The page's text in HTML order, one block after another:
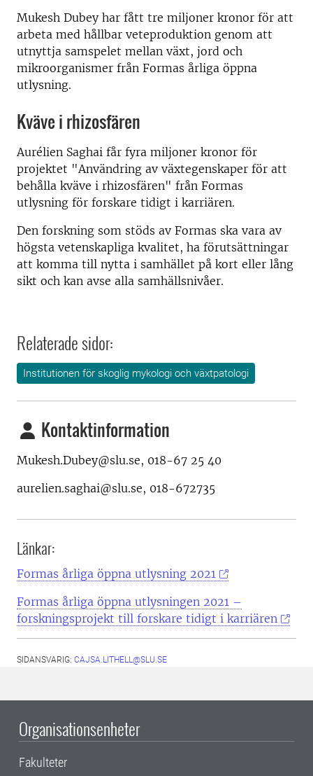
Mukesh Dubey har fått tre miljoner kronor för att
arbeta med hållbar veteproduktion genom att
utnyttja samspelet mellan växt, jord och
mikroorganismer från Formas årliga öppna
utlysning.
Kväve i rhizosfären
Aurélien Saghai får fyra miljoner kronor för
projektet "Användring av växtegenskaper för att
behålla kväve i rhizosfären" från Formas
utlysning för forskare tidigt i karriären.
Den forskning som stöds av Formas ska vara av
högsta vetenskapliga kvalitet, ha förutsättningar
att komma till nytta i samhället på kort eller lång
sikt och kan avse alla samhällsnivåer.
Relaterade sidor:
Institutionen för skoglig mykologi och växtpatologi
Kontaktinformation
Mukesh.Dubey@slu.se, 018-67 25 40
aurelien.saghai@slu.se, 018-672735
Länkar:
Formas årliga öppna utlysning 2021
Formas årliga öppna utlysningen 2021 –
forskningsprojekt till forskare tidigt i karriären
SIDANSVARIG: CAJSA.LITHELL@SLU.SE
Organisationsenheter
Fakulteter